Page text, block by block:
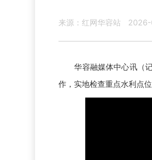
来源：红网华容站
华容融媒体中心讯（记
作，实地检查重点水利点